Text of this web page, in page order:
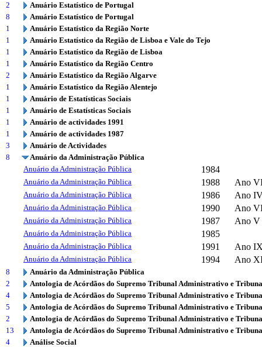
2
Anuário Estatístico de Portugal
8
Anuário Estatístico de Portugal
1
Anuário Estatístico da Região Norte
1
Anuário Estatístico da Região de Lisboa e Vale do Tejo
1
Anuário Estatístico da Região de Lisboa
1
Anuário Estatístico da Região Centro
2
Anuário Estatístico da Região Algarve
1
Anuário Estatístico da Região Alentejo
1
Anuário de Estatísticas Sociais
1
Anuário de Estatísticas Sociais
1
Anuário de actividades 1991
1
Anuário de actividades 1987
3
Anuário de Actividades
8
Anuário da Administração Pública
Anuário da Administração Pública
1984
Anuário da Administração Pública 1988 Ano
Anuário da Administração Pública 1986 Ano
Anuário da Administração Pública 1990 Ano
Anuário da Administração Pública 1987 Ano V
Anuário da Administração Pública 1985
Anuário da Administração Pública 1991 Ano
Anuário da Administração Pública 1994 Ano
8
Anuário da Administração Pública
2
Antologia de Acórdãos do Supremo Tribunal Administrativo e
4
Antologia de Acórdãos do Supremo Tribunal Administrativo e
5
Antologia de Acórdãos do Supremo Tribunal Administrativo e
2
Antologia de Acórdãos do Supremo Tribunal Administrativo e
13
Antologia de Acórdãos do Supremo Tribunal Administrativo e
4
Análise Social